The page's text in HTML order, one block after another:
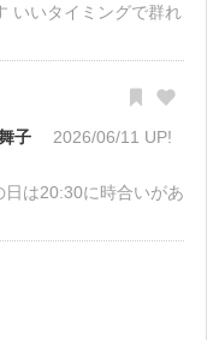
いいタイミングで群れ
子 2026/06/11 UP!
は20:30に時合いがあ